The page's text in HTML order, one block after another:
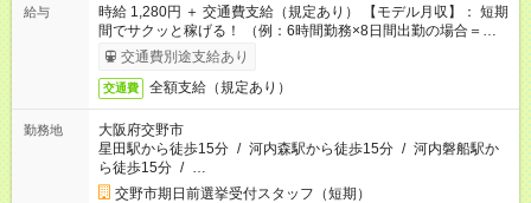
給与
時給 1,280円 ＋ 交通費支給（規定あり） 【モデル月収】： 短期
間でサクッと稼げる！ （例：6時間勤務×8日間出勤の場合＝
【61,440円】＋交通費支給！）
交通費別途支給あり
交通費 全額支給（規定あり）
勤務地
大阪府交野市
星田駅から徒歩15分 / 河内森駅から徒歩15分 / 河内磐船駅か
ら徒歩15分 / …
交野市期日前選挙受付スタッフ（短期）